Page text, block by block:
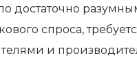
спроса,
и